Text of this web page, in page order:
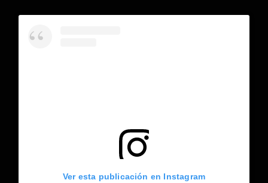
Ver esta publicación en Instagram